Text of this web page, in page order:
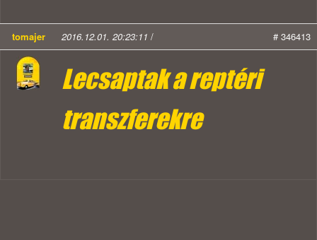
tomajer 2016.12.01. 20:23:11 / # 346413
Lecsaptak a reptéri
transzferekre